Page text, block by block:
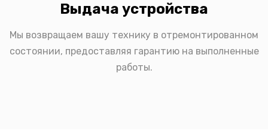
Выдача устройства
Мы возвращаем вашу технику в отремонтированном
состоянии, предоставляя гарантию на выполненные
работы.